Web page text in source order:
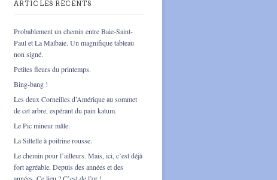
ARTICLES RÉCENTS
Probablement un chemin entre Baie-Saint-
Paul et La Malbaie. Un magnifique tableau
non signé.
Petites fleurs du printemps.
Bing-bang !
Les deux Corneilles d’Amérique au sommet
de cet arbre, espérant du pain katum.
Le Pic mineur mâle.
La Sittelle à poitrine rousse.
Le chemin pour l’ailleurs. Mais, ici, c’est déjà
fort agréable. Depuis des années et des